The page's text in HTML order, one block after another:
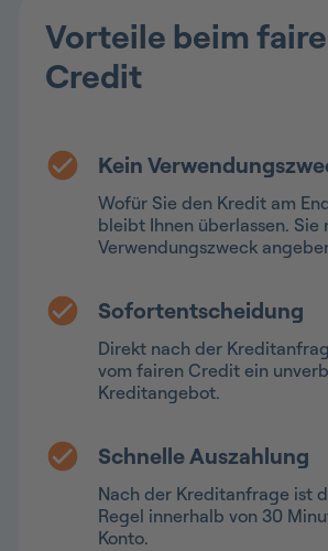
Vorteile beim
Credit
Kein
Wofür Sie den Kredit am
bleibt Ihnen überlassen. Sie
Verwendungszweck
Sofortentscheidung
Direkt nach der
vom fairen Credit ein
Kreditangebot.
Schnelle Auszahlung
Nach der Kreditanfrage ist
Regel innerhalb von 30
Konto.